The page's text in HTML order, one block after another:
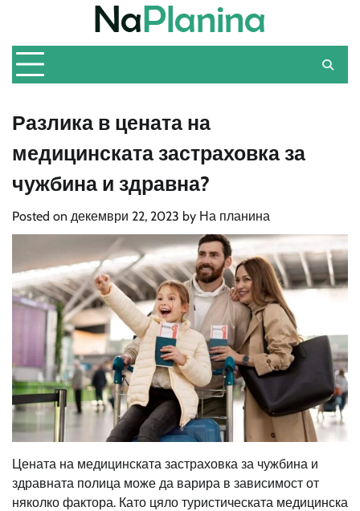
content
Разлика в цената на
медицинската застраховка за
чужбина и здравна?
Posted on декември 22, 2023 by На планина
Цената на медицинската застраховка за чужбина и
здравната полица може да варира в зависимост от
няколко фактора. Като цяло туристическата медицинска